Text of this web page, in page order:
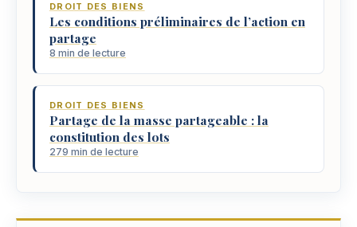
DROIT DES BIENS
Les conditions préliminaires de l’action en
partage
8 min de lecture
DROIT DES BIENS
Partage de la masse partageable : la
constitution des lots
279 min de lecture